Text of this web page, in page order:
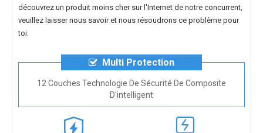
découvrez un produit moins cher sur l'Internet de notre concurrent,
veuillez laisser nous savoir et nous résoudrons ce problème pour
toi.
Multi Protection
12 Couches Technologie De Sécurité De Composite
D'intelligent